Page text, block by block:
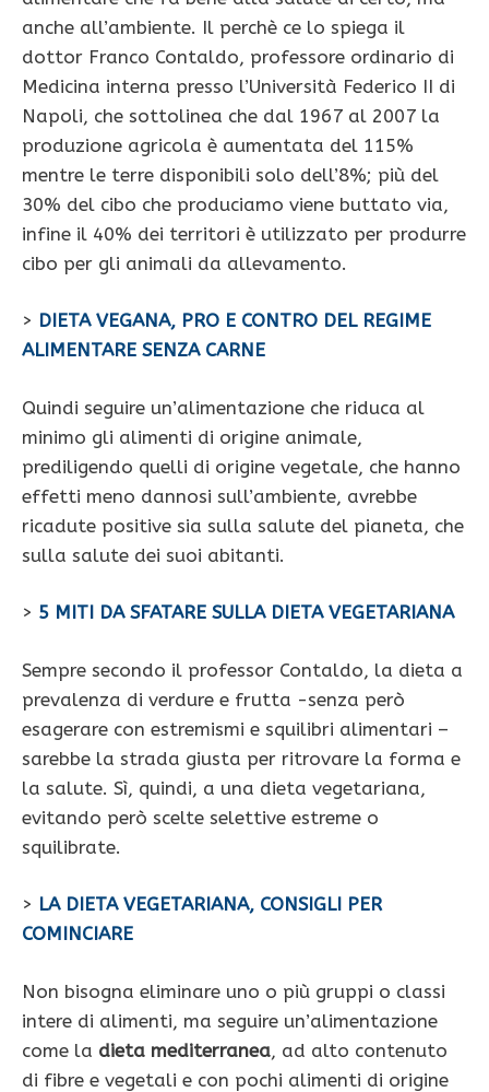
anche all’ambiente. Il perchè ce lo spiega il
dottor Franco Contaldo, professore ordinario di
Medicina interna presso l’Università Federico II di
Napoli, che sottolinea che dal 1967 al 2007 la
produzione agricola è aumentata del 115%
mentre le terre disponibili solo dell’8%; più del
30% del cibo che produciamo viene buttato via,
infine il 40% dei territori è utilizzato per produrre
cibo per gli animali da allevamento.
> DIETA VEGANA, PRO E CONTRO DEL REGIME
ALIMENTARE SENZA CARNE
Quindi seguire un’alimentazione che riduca al
minimo gli alimenti di origine animale,
prediligendo quelli di origine vegetale, che hanno
effetti meno dannosi sull’ambiente, avrebbe
ricadute positive sia sulla salute del pianeta, che
sulla salute dei suoi abitanti.
> 5 MITI DA SFATARE SULLA DIETA VEGETARIANA
Sempre secondo il professor Contaldo, la dieta a
prevalenza di verdure e frutta -senza però
esagerare con estremismi e squilibri alimentari –
sarebbe la strada giusta per ritrovare la forma e
la salute. Sì, quindi, a una dieta vegetariana,
evitando però scelte selettive estreme o
squilibrate.
> LA DIETA VEGETARIANA, CONSIGLI PER
COMINCIARE
Non bisogna eliminare uno o più gruppi o classi
intere di alimenti, ma seguire un’alimentazione
come la dieta mediterranea, ad alto contenuto
di fibre e vegetali e con pochi alimenti di origine